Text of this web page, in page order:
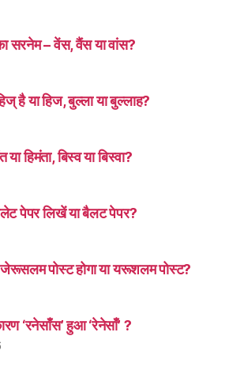
सरनेम – वेंस, वैंस या वांस?
है या हिज, बुल्ला या बुल्लाह?
हिमंता, बिस्व या बिस्वा?
पेपर लिखें या बैलट पेपर?
पोस्ट होगा या यरूशलम पोस्ट?
‘रनेसाँस’ हुआ ‘रेनेसाँ’ ?